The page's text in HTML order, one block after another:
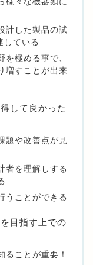
計した製品の試
している
を極める事で、
増すことが出来
して良かった
題や改善点が見
者を理解しする
うことができる
目指す上での
ることが重要！